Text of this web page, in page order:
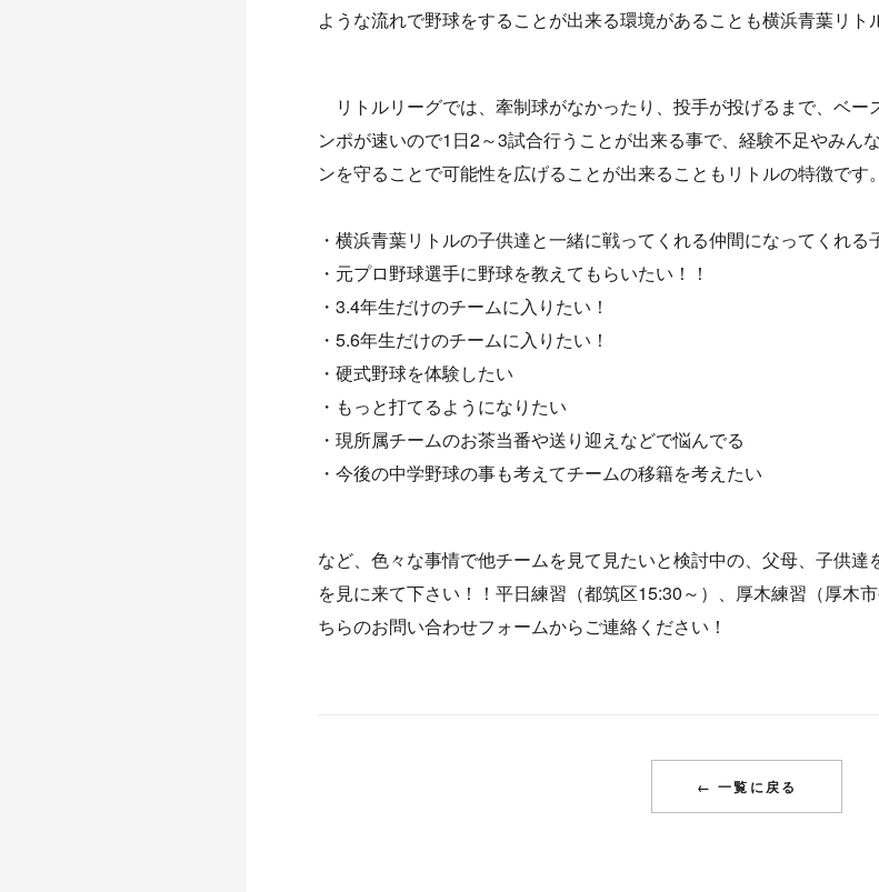
ような流れで野球をすることが出来る環境があることも横浜青葉リト
リトルリーグでは、牽制球がなかったり、投手が投げるまで、ベー
ンポが速いので1日2～3試合行うことが出来る事で、経験不足やみん
ンを守ることで可能性を広げることが出来ることもリトルの特徴です。
・横浜青葉リトルの子供達と一緒に戦ってくれる仲間になってくれる
・元プロ野球選手に野球を教えてもらいたい！！
・3.4年生だけのチームに入りたい！
・5.6年生だけのチームに入りたい！
・硬式野球を体験したい
・もっと打てるようになりたい
・現所属チームのお茶当番や送り迎えなどで悩んでる
・今後の中学野球の事も考えてチームの移籍を考えたい
など、色々な事情で他チームを見て見たいと検討中の、父母、子供
を見に来て下さい！！平日練習（都筑区15:30～）、厚木練習（厚木
ちらのお問い合わせフォームからご連絡ください！
← 一覧に戻る